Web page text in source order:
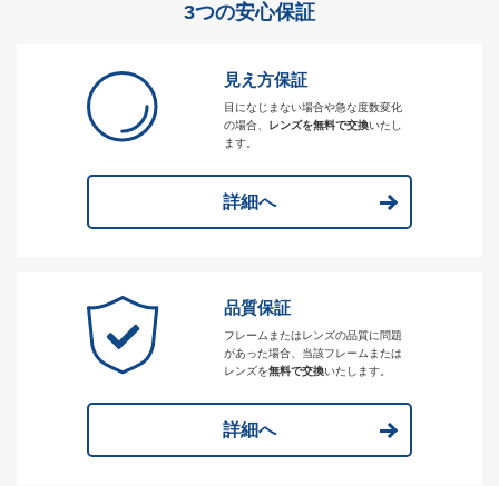
3つの安心保証
見え方保証
目になじまない場合や急な度数変化
の場合、
レンズを無料で交換いたし
ます。
詳細へ
品質保証
フレームまたはレンズの品質に問題
があった場合、当該フレームまたは
レンズを無料で交換いたします。
詳細へ